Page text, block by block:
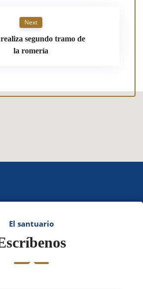
Next
segundo tramo de
la romería
El santuario